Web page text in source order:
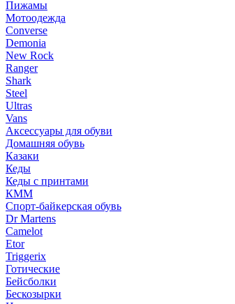
Пижамы
Мотоодежда
Converse
Demonia
New Rock
Ranger
Shark
Steel
Ultras
Vans
Аксессуары для обуви
Домашняя обувь
Казаки
Кеды
Кеды с принтами
КММ
Спорт-байкерская обувь
Dr Martens
Camelot
Etor
Triggerix
Готические
Бейсболки
Бескозырки